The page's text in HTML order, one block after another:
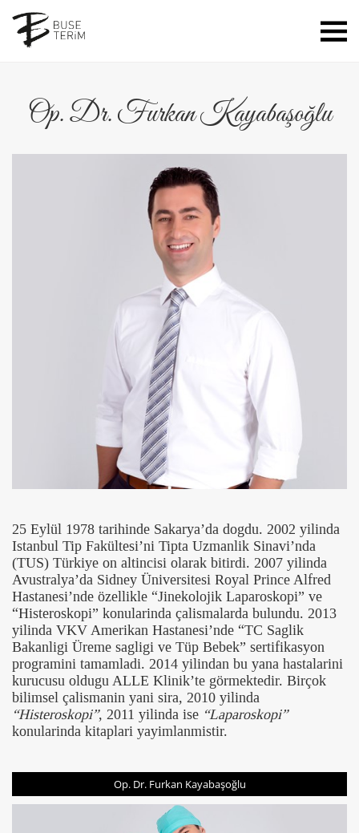
Op. Dr. Furkan Kayabaşoğlu
25 Eylül 1978 tarihinde Sakarya’da dogdu. 2002 yilinda
Istanbul Tip Fakültesi’ni Tipta Uzmanlik Sinavi’nda
(TUS) Türkiye on altincisi olarak bitirdi. 2007 yilinda
Avustralya’da Sidney Üniversitesi Royal Prince Alfred
Hastanesi’nde özellikle “Jinekolojik Laparoskopi” ve
“Histeroskopi” konularinda çalismalarda bulundu. 2013
yilinda VKV Amerikan Hastanesi’nde “TC Saglik
Bakanligi Üreme sagligi ve Tüp Bebek” sertifikasyon
programini tamamladi. 2014 yilindan bu yana hastalarini
kurucusu oldugu ALLE Klinik’te görmektedir. Birçok
bilimsel çalismanin yani sira, 2010 yilinda
“Histeroskopi”, 2011 yilinda ise “Laparoskopi”
konularinda kitaplari yayimlanmistir.
Op. Dr. Furkan Kayabaşoğlu